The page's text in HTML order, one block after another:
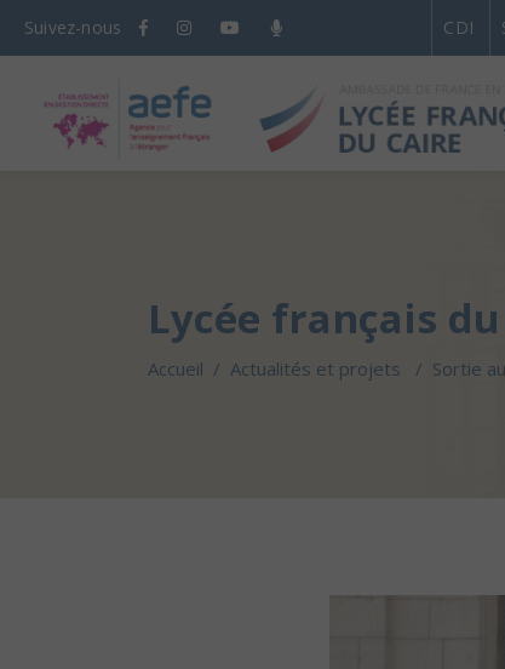
Suivez-nous CDI
Lycée français
Accueil / Actualités et projets / Sortie